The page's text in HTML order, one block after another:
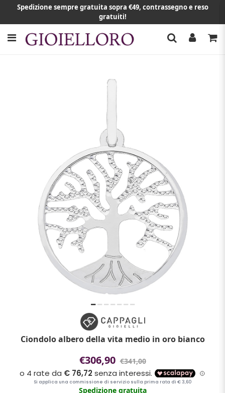
Spedizione sempre gratuita sopra €49, contrassegno e reso
gratuiti!
Ciondolo albero della vita medio in oro bianco
€306,90 €341,00
Spedizione gratuita